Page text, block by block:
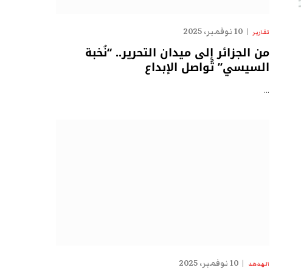
تقارير 10 نوفمبر، 2025
من الجزائر إلى ميدان التحرير.. “نُخبة
السيسي” تُواصل الإبداع
…
الهدهد 10 نوفمبر، 2025